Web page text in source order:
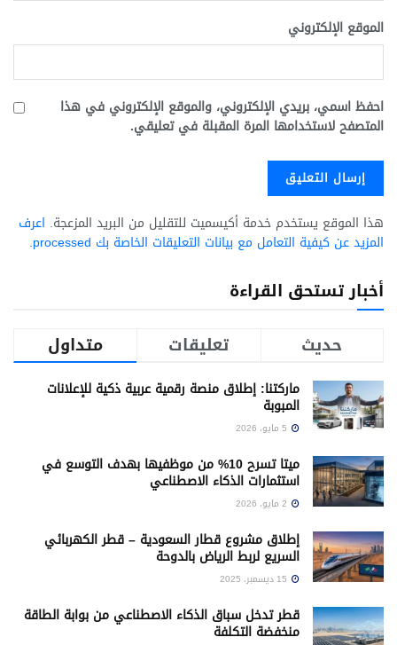
الموقع الإلكتروني
احفظ اسمي، بريدي الإلكتروني، والموقع الإلكتروني في هذا
المتصفح لاستخدامها المرة المقبلة في تعليقي.
هذا الموقع يستخدم خدمة أكيسميت للتقليل من البريد المزعجة. اعرف
المزيد عن كيفية التعامل مع بيانات التعليقات الخاصة بك processed
.
أخبار تستحق القراءة
متداول
تعليقات حديث
ماركتنا: إطلاق منصة رقمية عربية ذكية للإعلانات
المبوبة
ميتا تسرح 10% من موظفيها بهدف التوسع في
استثمارات الذكاء الاصطناعي
إطلاق مشروع قطار السعودية – قطر الكهربائي
السريع لربط الرياض بالدوحة
قطر تدخل سباق الذكاء الاصطناعي من بوابة الطاقة
منخفضة التكلفة